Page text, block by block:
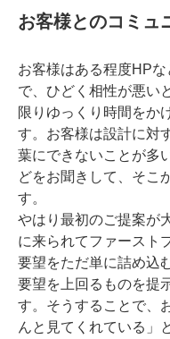
お客様とのコミュ
お客様はある程度HP
で、ひどく相性が悪い
限りゆっくり時間をか
す。お客様は設計に対
葉にできないことが多
どをお聞きして、そこ
す。
やはり最初のご提案が
に来られてファースト
要望をただ単に詰め込
要望を上回るものを提
す。そうすることで、
んと見てくれている」